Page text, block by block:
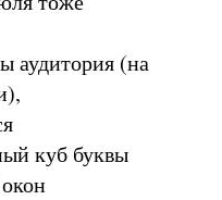
аудитория (на
куб буквы